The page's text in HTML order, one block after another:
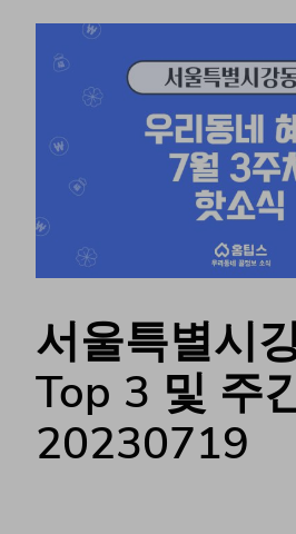
서울특별시
Top 3 및 주
20230719